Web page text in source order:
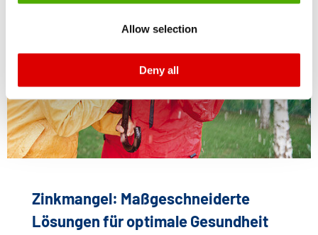
cookies and functions we use in the data protection
declaration and the detailed information/consent.
Allow selection
Deny all
Zinkmangel: Maßgeschneiderte
Lösungen für optimale Gesundheit